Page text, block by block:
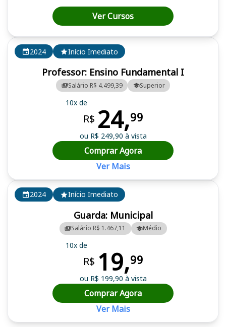
2024 Início Imediato
Guarda: Municipal
Salário R$ 1.467,11 Médio
10x de
R$ 19,99
ou R$ 199,90 à vista
Comprar Agora
Ver Mais
2024 Início Imediato
Professor: Ensino Fundamental I
Salário R$ 4.499,39 Superior
10x de
R$ 24,99
ou R$ 249,90 à vista
Comprar Agora
Ver Mais
Ver Cursos